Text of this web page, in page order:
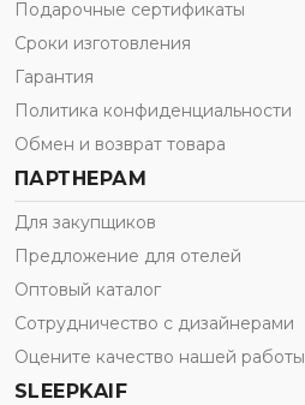
Подарочные сертификаты
Сроки изготовления
Гарантия
Политика конфиденциальности
Обмен и возврат товара
ПАРТНЕРАМ
Для закупщиков
Предложение для отелей
Оптовый каталог
Сотрудничество с дизайнерами
Оцените качество нашей работы
SLEEPKAIF